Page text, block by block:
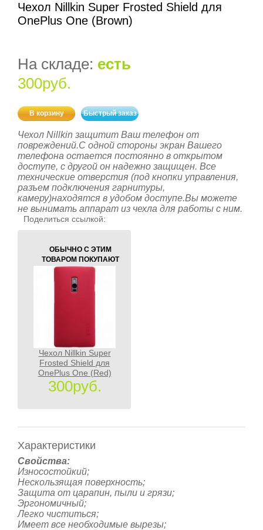
Чехол Nillkin Super Frosted Shield для
OnePlus One (Brown)
На складе: есть
300руб.
В корзину Быстрый заказ
Чехол Nillkin защитит Ваш телефон от
повреждений.С одной стороны экран Вашего
телефона остается постоянно в открытом
доступе, с другой он надежно защищен. Все
технические отверстия (под кнопки управления,
разъем подключения гарнитуры,
камеру)находятся в удобом доступе.Вы можете
не вынимать аппарат из чехла для работы с ним.
Поделиться ссылкой:
ОБЫЧНО С ЭТИМ
ТОВАРОМ ПОКУПАЮТ
Чехол Nillkin Super
Frosted Shield для
OnePlus One (Red)
300руб.
Характеристики
Свойства:
Износостойкий;
Нескользящая поверхность;
Защита от царапин, пыли и грязи;
Эргономичный;
Легко чиститься;
Имеет все необходимые вырезы;